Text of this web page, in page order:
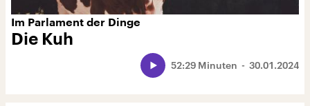
Im Parlament der Dinge
Die Kuh
30.01.2024
52:29 Minuten